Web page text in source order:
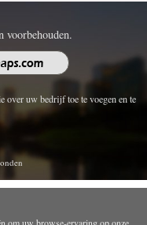
over uw bedrijf toe te voegen en te